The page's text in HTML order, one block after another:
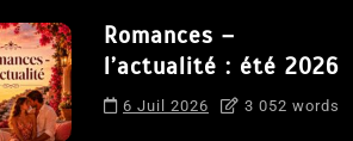
Romances –
l’actualité : été 2026
6 Juil 2026 3 052 words